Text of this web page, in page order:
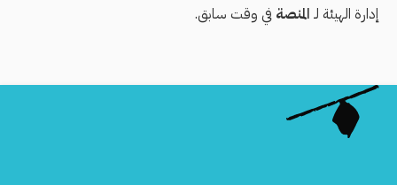
إدارة الهيئة لـ المنصة في وقت سابق.